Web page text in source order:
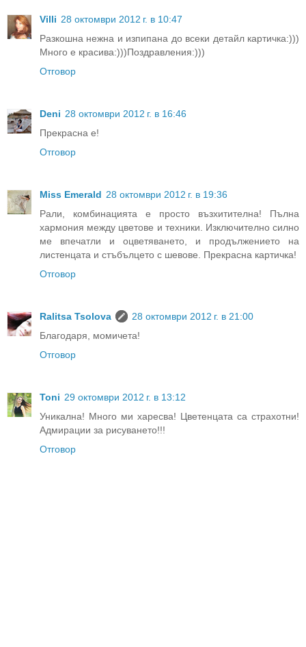
Villi 28 октомври 2012 г. в 10:47
Разкошна нежна и изпипана до всеки детайл картичка:)))
Много е красива:)))Поздравления:)))
Отговор
Deni 28 октомври 2012 г. в 16:46
Прекрасна е!
Отговор
Miss Emerald 28 октомври 2012 г. в 19:36
Рали, комбинацията е просто възхитителна! Пълна
хармония между цветове и техники. Изключително силно
ме впечатли и оцветяването, и продължението на
листенцата и стъбълцето с шевове. Прекрасна картичка!
Отговор
Ralitsa Tsolova
28 октомври 2012 г. в 21:00
Благодаря, момичета!
Отговор
Toni 29 октомври 2012 г. в 13:12
Уникална! Много ми харесва! Цветенцата са страхотни!
Адмирации за рисуването!!!
Отговор